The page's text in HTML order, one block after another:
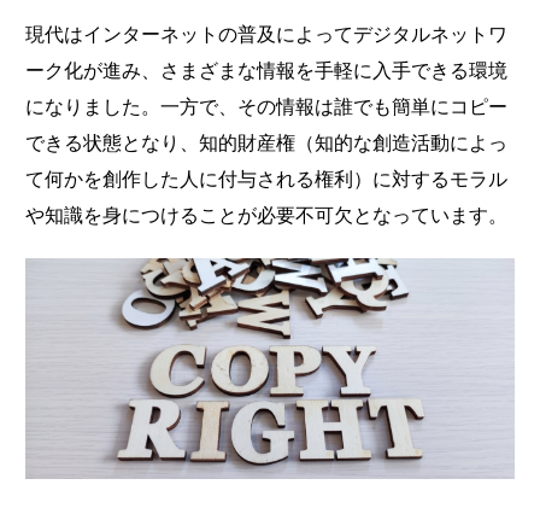
現代はインターネットの普及によってデジタルネットワ
ーク化が進み、さまざまな情報を手軽に入手できる環境
になりました。一方で、その情報は誰でも簡単にコピー
できる状態となり、知的財産権（知的な創造活動によっ
て何かを創作した人に付与される権利）に対するモラル
や知識を身につけることが必要不可欠となっています。